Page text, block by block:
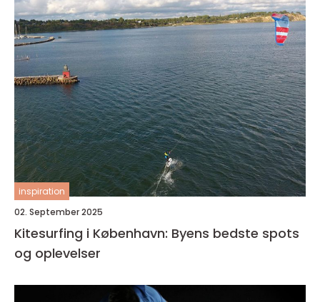
inspiration
02. September 2025
Kitesurfing i København: Byens bedste spots
og oplevelser